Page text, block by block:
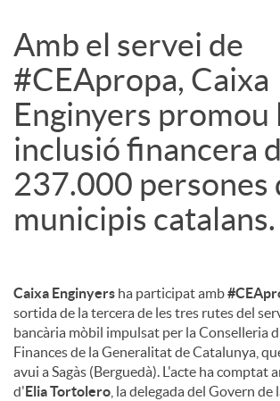
i
n
g
u
s
Amb el servei de
#CEApropa, Caixa
Enginyers promou
inclusió financera
237.000 persones
municipis catalans.
Caixa Enginyers ha participat amb
sortida de la tercera de les tres rutes del
bancària mòbil impulsat per la Conselleria
Finances de la Generalitat de Catalunya,
avui a Sagàs (Berguedà). L'acte ha comptat
d'Elia Tortolero , la delegada del Govern